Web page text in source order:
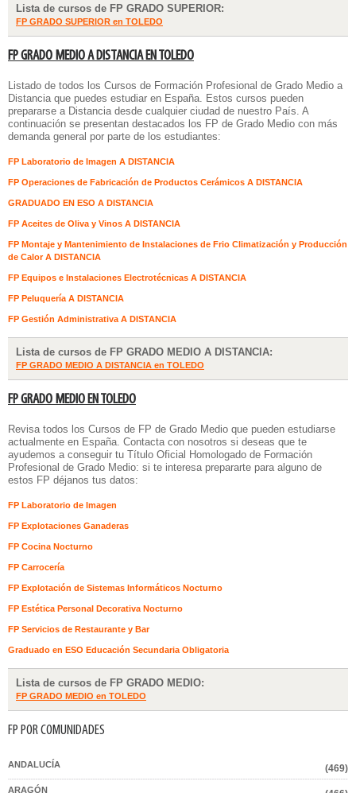
Lista de cursos de FP GRADO SUPERIOR:
FP GRADO SUPERIOR en TOLEDO
FP GRADO MEDIO A DISTANCIA EN TOLEDO
Listado de todos los Cursos de Formación Profesional de Grado Medio a
Distanciaque puedes estudiar en España. Estos cursos pueden
prepararse a Distancia desde cualquier ciudad de nuestro País. A
continuación se presentan destacados los FP de Grado Medio con más
demanda general por parte de los estudiantes:
FP Laboratorio de Imagen A DISTANCIA
FP Operaciones de Fabricación de Productos Cerámicos A DISTANCIA
GRADUADO EN ESO A DISTANCIA
FP Aceites de Oliva y Vinos A DISTANCIA
FP Montaje y Mantenimiento de Instalaciones de Frio Climatización y Producción
de Calor A DISTANCIA
FP Equipos e Instalaciones Electrotécnicas A DISTANCIA
FP Peluquería A DISTANCIA
FP Gestión Administrativa A DISTANCIA
Lista de cursos de FP GRADO MEDIO A DISTANCIA:
FP GRADO MEDIO A DISTANCIA en TOLEDO
FP GRADO MEDIO EN TOLEDO
Revisa todos los Cursos de FP de Grado Medio que pueden estudiarse
actualmente en España. Contacta con nosotros si deseas que te
ayudemos a conseguir tu Título Oficial Homologado de Formación
Profesional de Grado Medio: si te interesa prepararte para alguno de
estos FP déjanos tus datos:
FP Laboratorio de Imagen
FP Explotaciones Ganaderas
FP Cocina Nocturno
FP Carrocería
FP Explotación de Sistemas Informáticos Nocturno
FP Estética Personal Decorativa Nocturno
FP Servicios de Restaurante y Bar
Graduado en ESO Educación Secundaria Obligatoria
Lista de cursos de FP GRADO MEDIO:
FP GRADO MEDIO en TOLEDO
FP POR COMUNIDADES
ANDALUCÍA (469)
ARAGÓN